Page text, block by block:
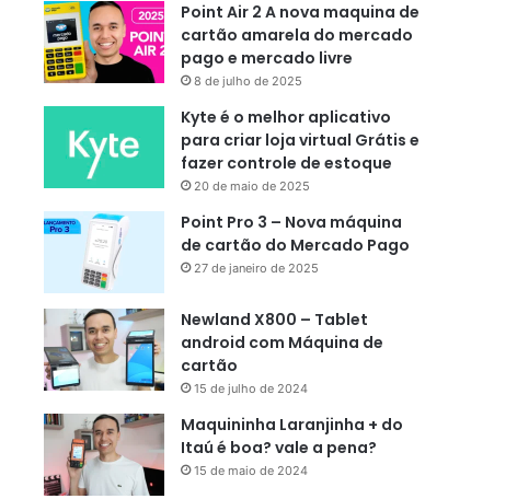
Point Air 2 A nova maquina de
cartão amarela do mercado
pago e mercado livre
8 de julho de 2025
Kyte é o melhor aplicativo
para criar loja virtual Grátis e
fazer controle de estoque
20 de maio de 2025
Point Pro 3 – Nova máquina
de cartão do Mercado Pago
27 de janeiro de 2025
Newland X800 – Tablet
android com Máquina de
cartão
15 de julho de 2024
Maquininha Laranjinha + do
Itaú é boa? vale a pena?
15 de maio de 2024